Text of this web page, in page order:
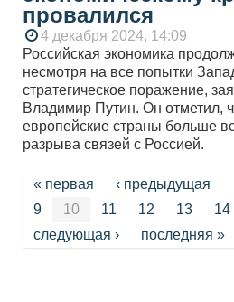
провалился
4 декабря 2024, 14:09
Российская экономика
несмотря на все попытки
стратегическое поражение,
Владимир Путин. Он отметил,
европейские страны больше
разрыва связей с Россией.
Страницы
« первая ‹ предыдущая
9
10 11 12 13 14
следующая ›
последняя »